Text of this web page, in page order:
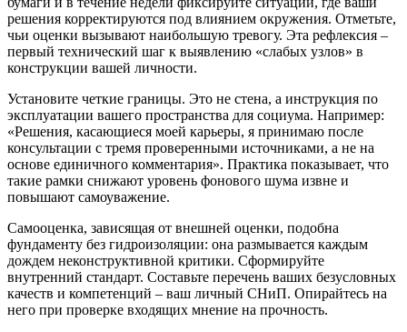
решения корректируются под влиянием окружения. Отметьте,
чьи оценки вызывают наибольшую тревогу. Эта рефлексия –
первый технический шаг к выявлению «слабых узлов» в
конструкции вашей личности.
Установите четкие границы. Это не стена, а инструкция по
эксплуатации вашего пространства для социума. Например:
«Решения, касающиеся моей карьеры, я принимаю после
консультации с тремя проверенными источниками, а не на
основе единичного комментария». Практика показывает, что
такие рамки снижают уровень фонового шума извне и
повышают самоуважение.
Самооценка, зависящая от внешней оценки, подобна
фундаменту без гидроизоляции: она размывается каждым
дождем неконструктивной критики. Сформируйте
внутренний стандарт. Составьте перечень ваших безусловных
качеств и компетенций – ваш личный СНиП. Опирайтесь на
него при проверке входящих мнение на прочность.